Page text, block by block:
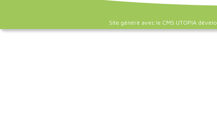
Site généré avec le CMS UTOPIA